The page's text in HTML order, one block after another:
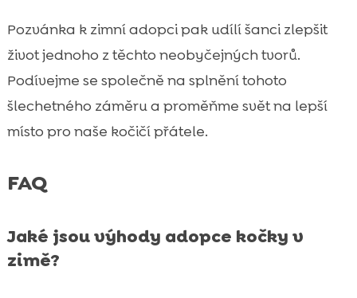
Pozvánka k zimní adopci pak udílí šanci zlepšit
život jednoho z těchto neobyčejných tvorů.
Podívejme se společně na splnění tohoto
šlechetného záměru a proměňme svět na lepší
místo pro naše kočičí přátele.
FAQ
Jaké jsou výhody adopce kočky v
zimě?